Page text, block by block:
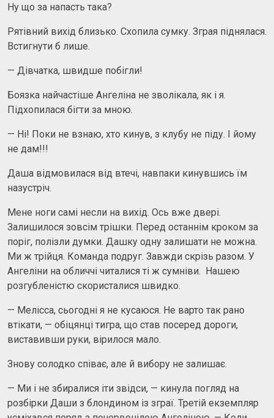
Ну що за напасть така?
Рятівний вихід близько. Схопила сумку. Зграя піднялася.
Встигнути б лише.
— Дівчатка, швидше побігли!
Боязка найчастіше Ангеліна не зволікала, як і я.
Підхопилася бігти за мною.
— Нi! Поки не взнаю, хто кинув, з клубу не піду. І йому
не дам!!!
Даша відмовилася від втечі, навпаки кинувшись їм
назустріч.
Мене ноги самі несли на вихід. Ось вже двері.
Залишилося зовсім трішки. Перед останнім кроком за
поріг, полізли думки. Дашку одну залишати не можна.
Ми ж трійця. Команда подруг. Завжди скрізь разом. У
Ангеліни на обличчі читалися ті ж сумніви. Нашею
розгубленістю скористалися швидко.
— Мелісса, сьогодні я не кусаюся. Не варто так рано
втікати, — обіцянці тигра, що став посеред дороги,
виставивши руки, вірилося мало.
Знову солодко співає, але й вибору не залишає.
— Ми і не збиралися іти звідси, — кинула погляд на
розбiрки Даши з блондином із зграї. Третій екземпляр